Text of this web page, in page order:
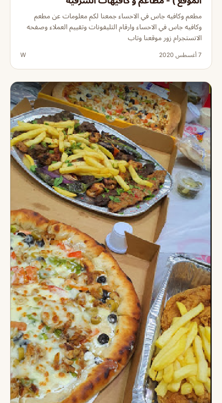
مطعم وكافيه جاس في الاحساء جمعنا لكم معلومات عن مطعم
وكافيه جاس في الاحساء وارقام التليفونات وتقييم العملاء وصفحه
الانستجرام زور موقعنا وتاب
7 أغسطس 2020 W